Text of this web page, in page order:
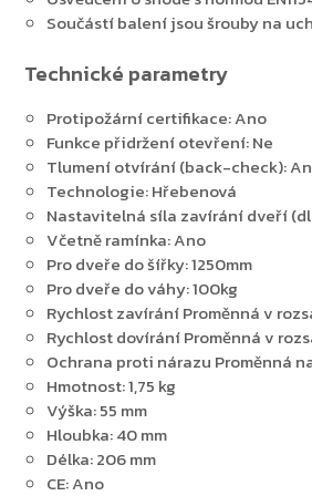
Součástí balení jsou šrouby na
Technické parametry
Protipožární certifikace: Ano
Funkce přidržení otevření: Ne
Tlumení otvírání (back-check):
Technologie: Hřebenová
Nastavitelná síla zavírání dveří
Včetně ramínka: Ano
Pro dveře do šířky: 1250mm
Pro dveře do váhy: 100kg
Rychlost zavírání Proměnná v
Rychlost dovírání Proměnná v
Ochrana proti nárazu Proměnná
Hmotnost: 1,75 kg
Výška: 55 mm
Hloubka: 40 mm
Délka: 206 mm
CE: Ano